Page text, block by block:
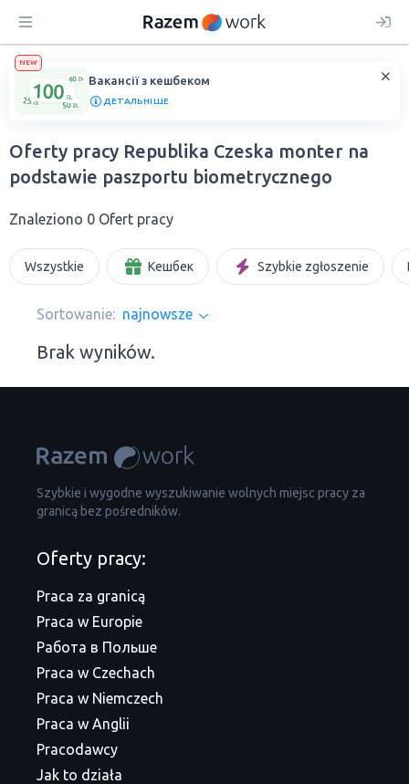
NEW
Вакансії з кешбеком
ДЕТАЛЬНІШЕ
Oferty pracy Republika Czeska monter na
podstawie paszportu biometrycznego
Znaleziono 0 Ofert pracy
Wszystkie Кешбек Szybkie zgłoszenie
Sortowanie: najnowsze
Brak wyników.
Szybkie i wygodne wyszukiwanie wolnych miejsc pracy za
granicą bez pośredników.
Oferty pracy:
Praca za granicą
Praca w Europie
Работа в Польше
Praca w Czechach
Praca w Niemczech
Praca w Anglii
Pracodawcy
Jak to działa